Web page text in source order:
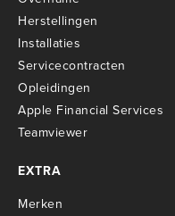
Herstellingen
Installaties
Servicecontracten
Opleidingen
Apple Financial Services
Teamviewer
EXTRA
Merken